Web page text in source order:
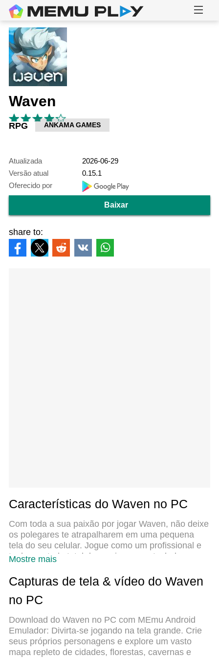
Waven
RPG ANKAMA GAMES
Atualizada
2026-06-29
Versão atual
0.15.1
Oferecido por
Baixar
share to:
Características do Waven no PC
Com toda a sua paixão por jogar Waven, não deixe
os polegares te atrapalharem em uma pequena
tela do seu celular. Jogue como um profissional e
tenha controle total do seu jogo com teclado e
está esperando. Baixe e jogue Waven no PC.
Jogue o tempo que quiser, sem mais limitações de
bateria, dados móveis e aquelas ligações enquanto
escolha de jogar Waven no PC. Com grandes
novidades no sistema de mapeamento que faz
Waven um jogo de PC real. Nossa equipe
melhorou o gerenciamento de várias instâncias do
Mostre mais
Capturas de tela & vídeo do Waven
no PC
Download do Waven no PC com MEmu Android
Emulador: Divirta-se jogando na tela grande. Crie
seus próprios personagens e explore um vasto
mapa repleto de cidades, florestas, cavernas e